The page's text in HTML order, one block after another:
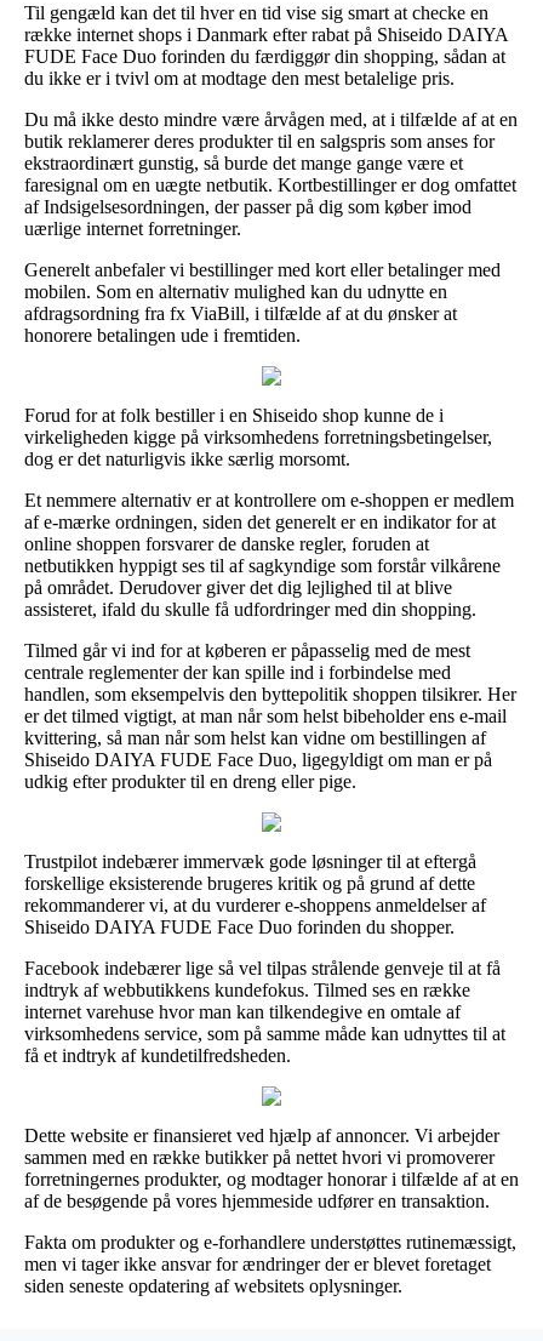
Til gengæld kan det til hver en tid vise sig smart at checke en
række internet shops i Danmark efter rabat på Shiseido DAIYA
FUDE Face Duo forinden du færdiggør din shopping, sådan at
du ikke er i tvivl om at modtage den mest betalelige pris.
Du må ikke desto mindre være årvågen med, at i tilfælde af at en
butik reklamerer deres produkter til en salgspris som anses for
ekstraordinært gunstig, så burde det mange gange være et
faresignal om en uægte netbutik. Kortbestillinger er dog omfattet
af Indsigelsesordningen, der passer på dig som køber imod
uærlige internet forretninger.
Generelt anbefaler vi bestillinger med kort eller betalinger med
mobilen. Som en alternativ mulighed kan du udnytte en
afdragsordning fra fx ViaBill, i tilfælde af at du ønsker at
honorere betalingen ude i fremtiden.
Forud for at folk bestiller i en Shiseido shop kunne de i
virkeligheden kigge på virksomhedens forretningsbetingelser,
dog er det naturligvis ikke særlig morsomt.
Et nemmere alternativ er at kontrollere om e-shoppen er medlem
af e-mærke ordningen, siden det generelt er en indikator for at
online shoppen forsvarer de danske regler, foruden at
netbutikken hyppigt ses til af sagkyndige som forstår vilkårene
på området. Derudover giver det dig lejlighed til at blive
assisteret, ifald du skulle få udfordringer med din shopping.
Tilmed går vi ind for at køberen er påpasselig med de mest
centrale reglementer der kan spille ind i forbindelse med
handlen, som eksempelvis den byttepolitik shoppen tilsikrer. Her
er det tilmed vigtigt, at man når som helst bibeholder ens e-mail
kvittering, så man når som helst kan vidne om bestillingen af
Shiseido DAIYA FUDE Face Duo, ligegyldigt om man er på
udkig efter produkter til en dreng eller pige.
Trustpilot indebærer immervæk gode løsninger til at eftergå
forskellige eksisterende brugeres kritik og på grund af dette
rekommanderer vi, at du vurderer e-shoppens anmeldelser af
Shiseido DAIYA FUDE Face Duo forinden du shopper.
Facebook indebærer lige så vel tilpas strålende genveje til at få
indtryk af webbutikkens kundefokus. Tilmed ses en række
internet varehuse hvor man kan tilkendegive en omtale af
virksomhedens service, som på samme måde kan udnyttes til at
få et indtryk af kundetilfredsheden.
Dette website er finansieret ved hjælp af annoncer. Vi arbejder
sammen med en række butikker på nettet hvori vi promoverer
forretningernes produkter, og modtager honorar i tilfælde af at en
af de besøgende på vores hjemmeside udfører en transaktion.
Fakta om produkter og e-forhandlere understøttes rutinemæssigt,
men vi tager ikke ansvar for ændringer der er blevet foretaget
siden seneste opdatering af websitets oplysninger.